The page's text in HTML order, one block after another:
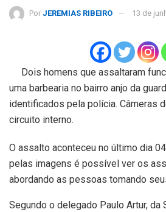
Por JEREMIAS RIBEIRO 13 de
Dois homens que assaltaram
uma barbearia no bairro anjo da
identificados pela polícia. Câmeras
circuito interno.
O assalto aconteceu no último dia
pelas imagens é possível ver os
abordando as pessoas tomando
Segundo o delegado Paulo Artur, da